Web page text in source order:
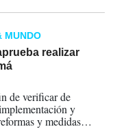
a efectos fiscales de
MUNDO
realizar
de verificar de
y
y medidas